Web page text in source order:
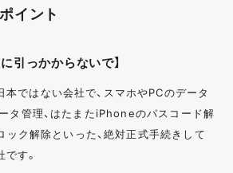
イント
引っかからないで】
ではない会社で、スマホやPCのデータ
タ管理、はたまたiPhoneのパスコード解
ク解除といった、絶対正式手続きして
す。